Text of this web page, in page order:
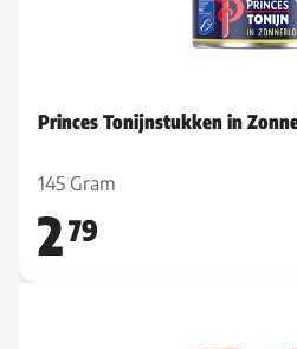
Princes Tonijnstukken in
145 Gram
279